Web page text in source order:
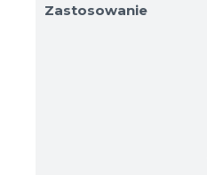
Zastosowanie